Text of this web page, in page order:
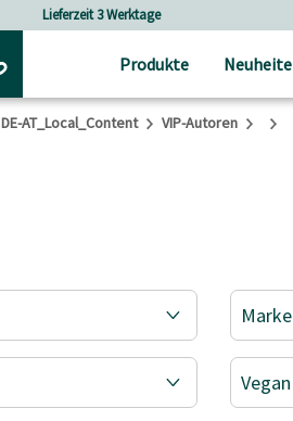
Lieferzeit 3 Werktage
Produkte
DE-AT_Local_Content VIP-Autoren
Marke
Vegan